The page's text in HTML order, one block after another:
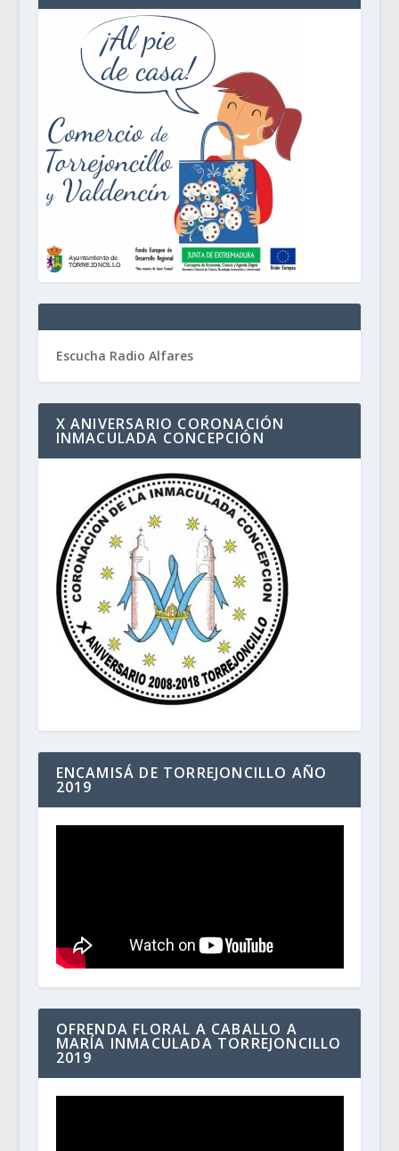
Escucha Radio Alfares
X ANIVERSARIO CORONACIÓN
INMACULADA CONCEPCIÓN
ENCAMISÁ DE TORREJONCILLO AÑO
2019
OFRENDA FLORAL A CABALLO A
MARÍA INMACULADA TORREJONCILLO
2019